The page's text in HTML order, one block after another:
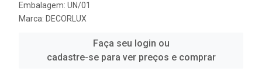
Embalagem: UN/01
Marca: DECORLUX
Faça seu login ou
cadastre-se para ver preços e comprar